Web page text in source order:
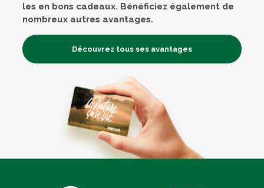
les en bons cadeaux. Bénéficiez également de
nombreux autres avantages.
Découvrez tous ses avantages